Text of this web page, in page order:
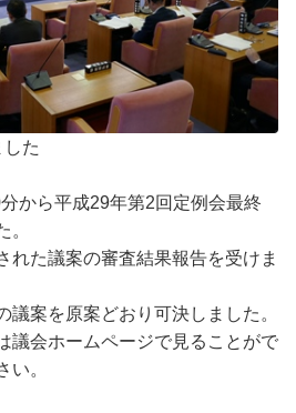
た
から平成29年第2回定例会最終
。
た議案の審査結果報告を受けま
案を原案どおり可決しました。
議会ホームページで見ることがで
い。